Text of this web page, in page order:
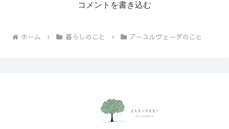
コメントを書き込む
ホーム 暮らしのこと アーユルヴェーダのこと